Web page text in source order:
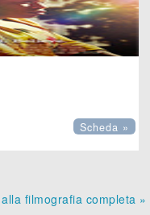
Scheda »
filmografia completa »